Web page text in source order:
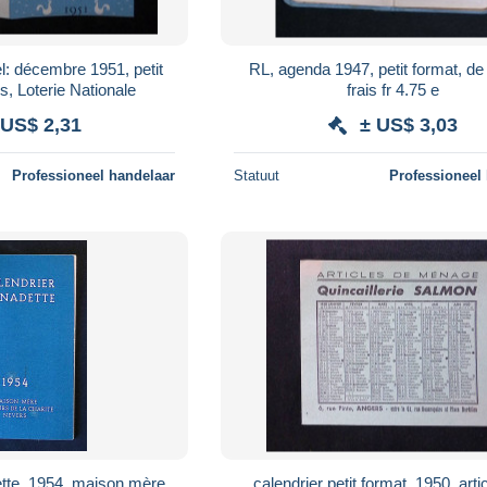
décembre 1951, petit
Loterie Nationale
2,31
Professioneel handelaar
RL, agenda 1947, petit format,
frais fr 4.75 e
± US$ 3,03
Statuut Professioneel
1954, maison mère calendrier petit format, 1950,